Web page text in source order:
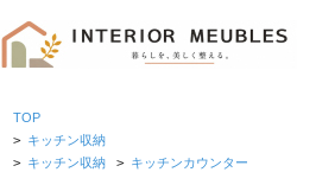
TOP
> キッチン収納
> キッチン収納 > キッチンカウンター